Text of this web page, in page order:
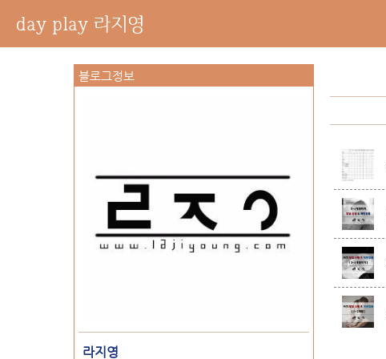
day play 라지영
블로그정보
라지영